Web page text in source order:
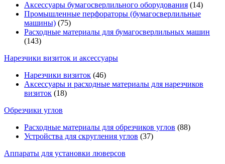
Аксессуары бумагосверлильного оборудования (14)
Промышленные перфораторы (бумагосверлильные
машины) (75)
Расходные материалы для бумагосверлильных машин
(143)
Нарезчики визиток и аксессуары
Нарезчики визиток (46)
Аксессуары и расходные материалы для нарезчиков
визиток (18)
Обрезчики углов
Расходные материалы для обрезчиков углов (88)
Устройства для скругления углов (37)
Аппараты для установки люверсов